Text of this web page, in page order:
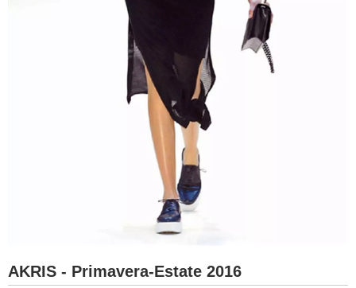
AKRIS - Primavera-Estate 2016